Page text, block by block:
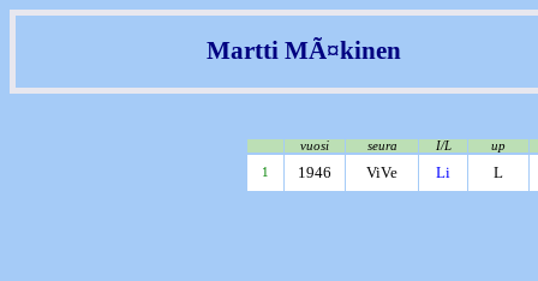
Martti MÃ¤kinen
vuosi seura I/L
up
1
1946 ViVe Li L